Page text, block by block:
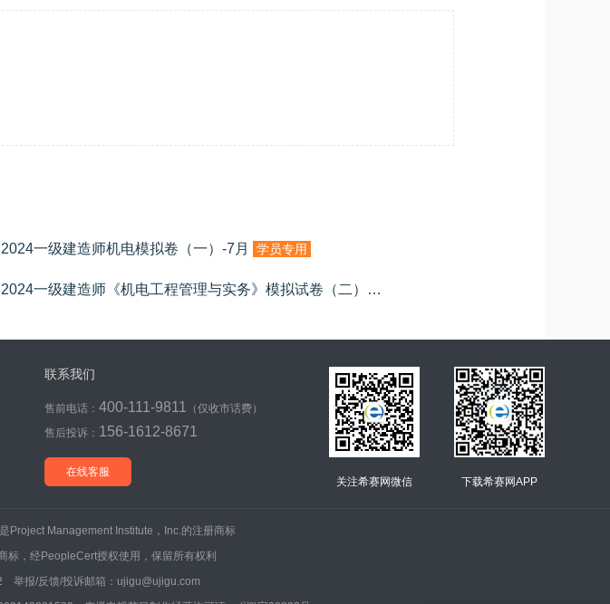
2024一级建造师机电模拟卷（一）-7月 学员专用
2024一级建造师《机电工程管理与实务》模拟试卷（二）学员专用
联系我们
售前电话： 400-111-9811
（仅收市话费）
售后投诉： 156-1612-8671
在线客服
关注希赛网微信 下载希赛网APP
Project Management Institute，Inc.的注册商标
标，经PeopleCert授权使用，保留所有权利
举报/反馈/投诉邮箱：ujigu@ujigu.com